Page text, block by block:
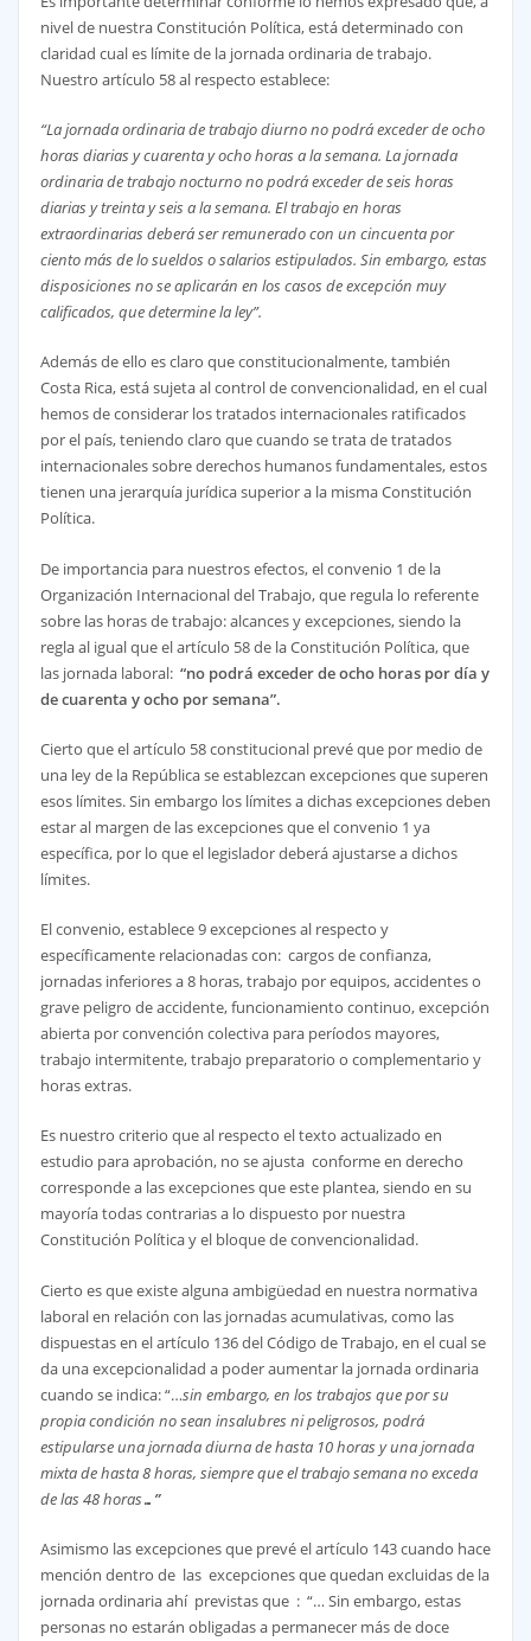
nivel de nuestra Constitución Política, está determinado con
claridad cual es límite de la jornada ordinaria de trabajo.
Nuestro artículo 58 al respecto establece:
“La jornada ordinaria de trabajo diurno no podrá exceder de ocho
horas diarias y cuarenta y ocho horas a la semana. La jornada
ordinaria de trabajo nocturno no podrá exceder de seis horas
diarias y treinta y seis a la semana. El trabajo en horas
extraordinarias deberá ser remunerado con un cincuenta por
ciento más de lo sueldos o salarios estipulados. Sin embargo, estas
disposiciones no se aplicarán en los casos de excepción muy
calificados, que determine la ley”.
Además de ello es claro que constitucionalmente, también
Costa Rica, está sujeta al control de convencionalidad, en el cual
hemos de considerar los tratados internacionales ratificados
por el país, teniendo claro que cuando se trata de tratados
internacionales sobre derechos humanos fundamentales, estos
tienen una jerarquía jurídica superior a la misma Constitución
Política.
De importancia para nuestros efectos, el convenio 1 de la
Organización Internacional del Trabajo, que regula lo referente
sobre las horas de trabajo: alcances y excepciones, siendo la
regla al igual que el artículo 58 de la Constitución Política, que
las jornada laboral: “no podrá exceder de ocho horas por día y
de cuarenta y ocho por semana”.
Cierto que el artículo 58 constitucional prevé que por medio de
una ley de la República se establezcan excepciones que superen
esos límites. Sin embargo los límites a dichas excepciones deben
estar al margen de las excepciones que el convenio 1 ya
específica, por lo que el legislador deberá ajustarse a dichos
límites.
El convenio, establece 9 excepciones al respecto y
específicamente relacionadas con: cargos de confianza,
jornadas inferiores a 8 horas, trabajo por equipos, accidentes o
grave peligro de accidente, funcionamiento continuo, excepción
abierta por convención colectiva para períodos mayores,
trabajo intermitente, trabajo preparatorio o complementario y
horas extras.
Es nuestro criterio que al respecto el texto actualizado en
estudio para aprobación, no se ajusta conforme en derecho
corresponde a las excepciones que este plantea, siendo en su
mayoría todas contrarias a lo dispuesto por nuestra
Constitución Política y el bloque de convencionalidad.
Cierto es que existe alguna ambigüedad en nuestra normativa
laboral en relación con las jornadas acumulativas, como las
dispuestas en el artículo 136 del Código de Trabajo, en el cual se
da una excepcionalidad a poder aumentar la jornada ordinaria
cuando se indica: “…sin embargo, en los trabajos que por su
propia condición no sean insalubres ni peligrosos, podrá
estipularse una jornada diurna de hasta 10 horas y una jornada
mixta de hasta 8 horas, siempre que el trabajo semana no exceda
de las 48 horas…”
Asimismo las excepciones que prevé el artículo 143 cuando hace
mención dentro de las excepciones que quedan excluidas de la
jornada ordinaria ahí previstas que : “… Sin embargo, estas
personas no estarán obligadas a permanecer más de doce